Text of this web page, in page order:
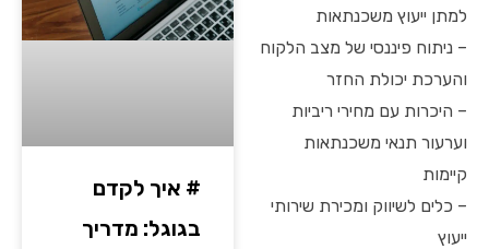
למתן ייעוץ משכנתאות
– ניתוח פיננסי של מצב הלקוח
והערכת יכולת החזר
– היכרות עם מחירי ריביות
וערעור תנאי משכנתאות
קיימות
– כלים לשיווק ומכירת שירותי
ייעוץ
# איך לקדם
בגוגל: מדריך